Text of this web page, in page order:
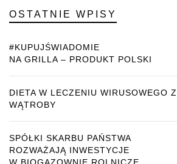
OSTATNIE WPISY
#KUPUJŚWIADOMIE
NA GRILLA – PRODUKT POLSKI
DIETA W LECZENIU WIRUSOWEGO
WĄTROBY
SPÓŁKI SKARBU PAŃSTWA
ROZWAŻAJĄ INWESTYCJE
W BIOGAZOWNIE ROLNICZE